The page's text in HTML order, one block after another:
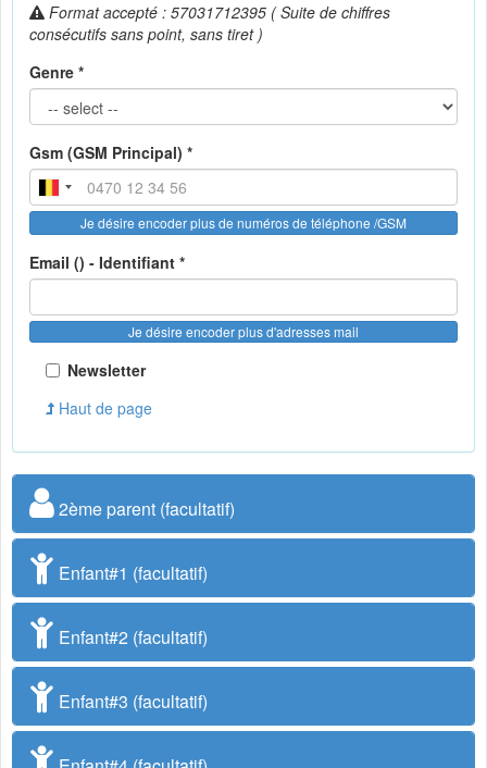
Format accepté : 57031712395 ( Suite de chiffres
consécutifs sans point, sans tiret )
Genre *
Gsm (GSM Principal) *
Je désire encoder plus de numéros de téléphone /GSM
Email () - Identifiant *
Je désire encoder plus d'adresses mail
Newsletter
Haut de page
2ème parent (facultatif)
Enfant#1 (facultatif)
Enfant#2 (facultatif)
Enfant#3 (facultatif)